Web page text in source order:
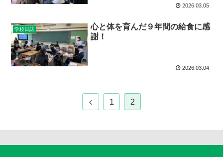
2026.03.05
学校日誌
心と体を育んだ９年間の給食に感
謝！
2026.03.04
1 2